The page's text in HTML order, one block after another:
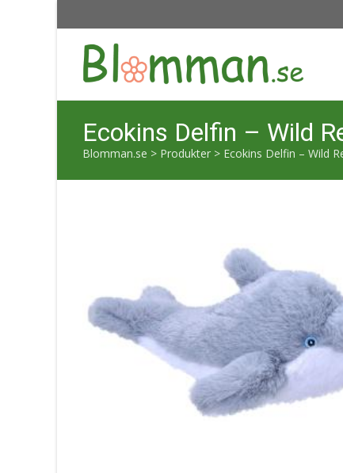
Ecokins Delfin – Wild
Blomman.se > Produkter > Ecokins Delfin – Wild